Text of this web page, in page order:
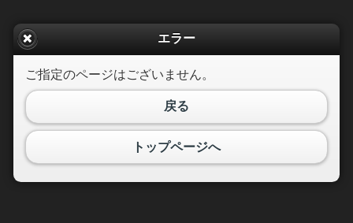
エラー
ご指定のページはございません。
戻る
トップページへ